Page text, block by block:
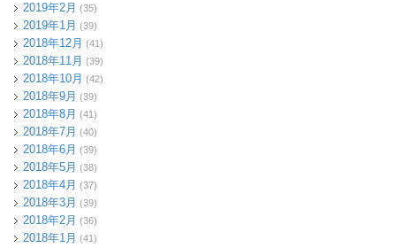
2019年2月 (35)
2019年1月 (39)
2018年12月 (41)
2018年11月 (39)
2018年10月 (42)
2018年9月 (39)
2018年8月 (41)
2018年7月 (40)
2018年6月 (39)
2018年5月 (38)
2018年4月 (37)
2018年3月 (39)
2018年2月 (36)
2018年1月 (41)